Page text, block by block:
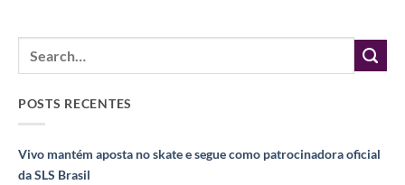
POSTS RECENTES
Vivo mantém aposta no skate e segue como patrocinadora oficial
da SLS Brasil